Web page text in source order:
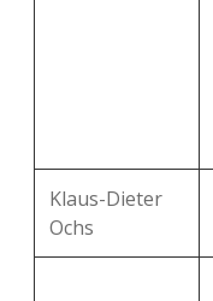
Klaus-Dieter
Ochs